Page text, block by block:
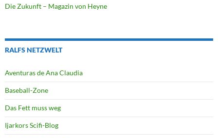
Die Zukunft – Magazin von Heyne
RALFS NETZWELT
Aventuras de Ana Claudia
Baseball-Zone
Das Fett muss weg
Ijarkors Scifi-Blog